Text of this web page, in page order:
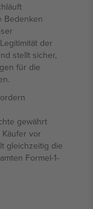
Bedenken
der
stellt sicher,
für die
gewährt
vor
gleichzeitig die
Formel-1-